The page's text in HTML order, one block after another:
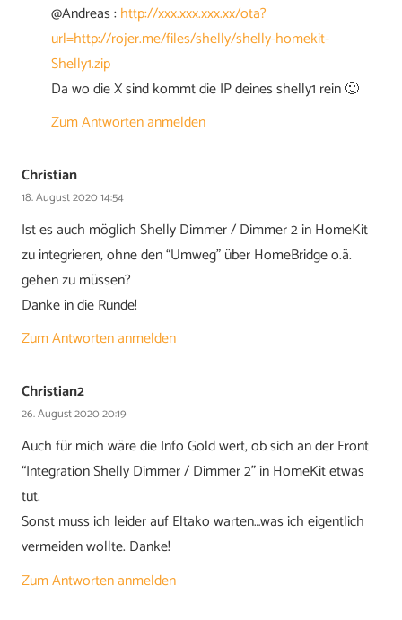
@Andreas :http://xxx.xxx.xxx.xx/ota?
url=http://rojer.me/files/shelly/shelly-homekit-
Shelly1.zip
Da wo die X sind kommt die IP deines shelly1 rein 🙂
Zum Antworten anmelden
Christian
18. August 2020 14:54
Ist es auch möglich Shelly Dimmer / Dimmer 2 in HomeKit
zu integrieren, ohne den “Umweg” über HomeBridge o.ä.
gehen zu müssen?
Danke in die Runde!
Zum Antworten anmelden
Christian2
26. August 2020 20:19
Auch für mich wäre die Info Gold wert, ob sich an der Front
“Integration Shelly Dimmer / Dimmer 2” in HomeKit etwas
tut.
Sonst muss ich leider auf Eltako warten…was ich eigentlich
vermeiden wollte. Danke!
Zum Antworten anmelden